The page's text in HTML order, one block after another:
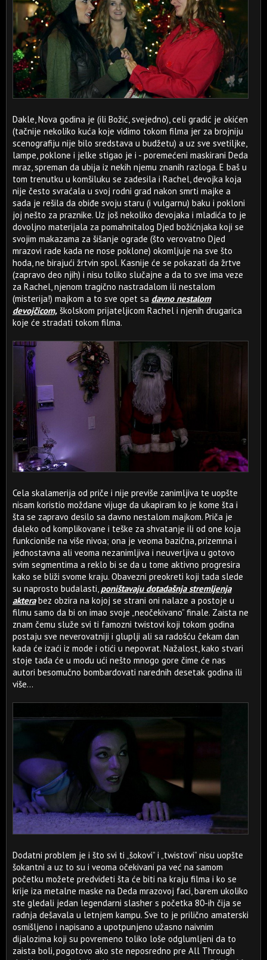
Dakle, Nova godina je (ili Božić, svejedno), celi gradić je okićen
(tačnije nekoliko kuća koje vidimo tokom filma jer za brojniju
scenografiju nije bilo sredstava u budžetu) a uz sve svetiljke,
lampe, poklone i jelke stigao je i - poremećeni maskirani Deda
mraz, spreman da ubija iz nekih njemu znanih razloga. E baš u
tom trenutku u komšiluku se zadesila i Rachel, devojka koja
nije često svraćala u svoj rodni grad nakon smrti majke a
sada je rešila da obiđe svoju staru (i vulgarnu) baku i pokloni
joj nešto za praznike. Uz još nekoliko devojaka i mladića to je
dovoljno materijala za pomahnitalog Djed božićnjaka koji se
svojim makazama za šišanje ograde (što verovatno Djed
mrazovi rade kada ne nose poklone) okomljuje na sve što
hoda, ne birajući žrtvin spol. Kasnije će se pokazati da žrtve
(zapravo deo njih) i nisu toliko slučajne a da to sve ima veze
za Rachel, njenom tragično nastradalom ili nestalom
(misterija!) majkom a to sve opet sa davno nestalom
devojčicom, školskom prijateljicom Rachel i njenih drugarica
koje će stradati tokom filma.
Cela skalamerija od priče i nije previše zanimljiva te uopšte
nisam koristio moždane vijuge da ukapiram ko je kome šta i
šta se zapravo desilo sa davno nestalom majkom. Priča je
daleko od komplikovane i teške za shvatanje ili od one koja
funkcioniše na više nivoa; ona je veoma bazična, prizemna i
jednostavna ali veoma nezanimljiva i neuverljiva u gotovo
svim segmentima a reklo bi se da u tome aktivno progresira
kako se bliži svome kraju. Obavezni preokreti koji tada slede
su naprosto budalasti, poništavaju dotadašnja stremljenja
akterabez obzira na kojoj se strani oni nalaze a postoje u
filmu samo da bi on imao svoje „neočekivano” finale. Zaista ne
znam čemu služe svi ti famozni twistovi koji tokom godina
postaju sve neverovatniji i gluplji ali sa radošću čekam dan
kada će izaći iz mode i otići u nepovrat. Nažalost, kako stvari
stoje tada će u modu ući nešto mnogo gore čime će nas
autori besomučno bombardovati narednih desetak godina ili
više...
Dodatni problem je i što svi ti „šokovi” i „twistovi” nisu uopšte
šokantni a uz to su i veoma očekivani pa već na samom
početku možete predvideti šta će biti na kraju filma i ko se
krije iza metalne maske na Deda mrazovoj faci, barem ukoliko
ste gledali jedan legendarni slasher s početka 80-ih čija se
radnja dešavala u letnjem kampu. Sve to je prilično amaterski
osmišljeno i napisano a upotpunjeno užasno naivnim
dijalozima koji su povremeno toliko loše odglumljeni da to
zaista boli, pogotovo ako ste neposredno pre All Through